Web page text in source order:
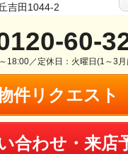
吉田1044-2
60-
18:00／定休日：火曜日(1～3
件リクエスト
合わせ・来店